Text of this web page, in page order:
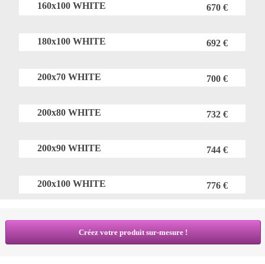
160x100 WHITE 670 €
180x100 WHITE 692 €
200x70 WHITE 700 €
200x80 WHITE 732 €
200x90 WHITE 744 €
200x100 WHITE 776 €
Créez votre produit sur-mesure !